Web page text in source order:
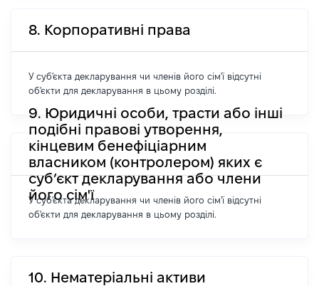
8. Корпоративні права
У суб'єкта декларування чи членів його сім'ї відсутні
об'єкти для декларування в цьому розділі.
9. Юридичні особи, трасти або інші
подібні правові утворення,
кінцевим бенефіціарним
власником (контролером) яких є
суб’єкт декларування або члени
його сім'ї
У суб'єкта декларування чи членів його сім'ї відсутні
об'єкти для декларування в цьому розділі.
10. Нематеріальні активи